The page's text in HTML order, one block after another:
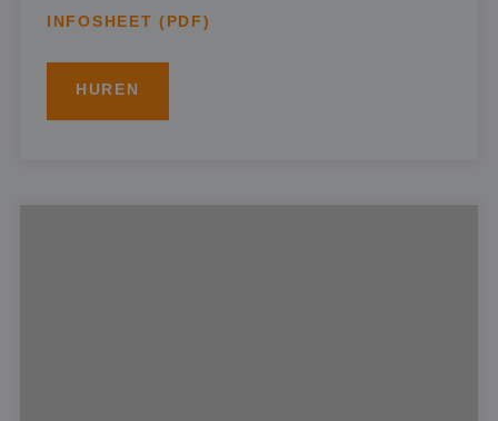
INFOSHEET (PDF)
HUREN